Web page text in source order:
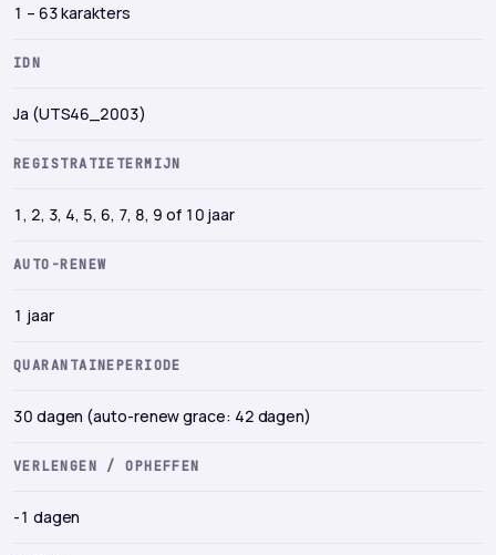
1 – 63 karakters
IDN
Ja (UTS46_2003)
REGISTRATIETERMIJN
1, 2, 3, 4, 5, 6, 7, 8, 9 of 10 jaar
AUTO-RENEW
1 jaar
QUARANTAINEPERIODE
30 dagen (auto-renew grace: 42 dagen)
VERLENGEN / OPHEFFEN
-1 dagen